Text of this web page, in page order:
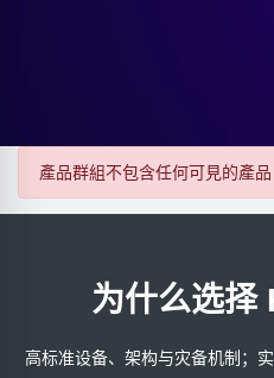
產品群組不包含任何可見的產品
为什么选择
高标准设备、架构与灾备机制；